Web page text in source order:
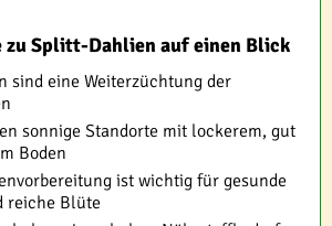
zu Splitt-Dahlien auf einen Blick
sind eine Weiterzüchtung der
sonnige Standorte mit lockerem, gut
Boden
ist wichtig für gesunde
reiche Blüte